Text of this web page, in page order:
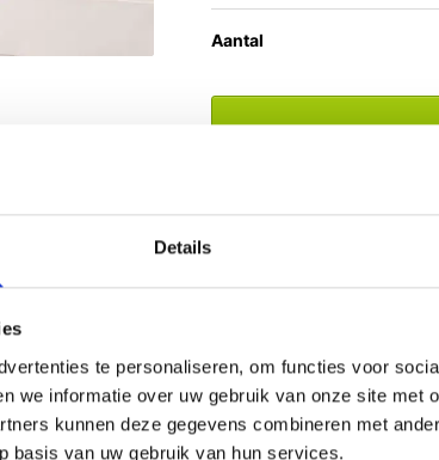
Details
te personaliseren, om functies voor
we informatie over uw gebruik van onze site met
kunnen deze gegevens combineren met
basis van uw gebruik van hun services.
Aantal
Uw
Klantbeoordeling: 9.5/10
De warme, natuurlijke tinten creëren